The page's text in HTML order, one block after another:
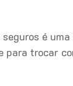
é
para trocar